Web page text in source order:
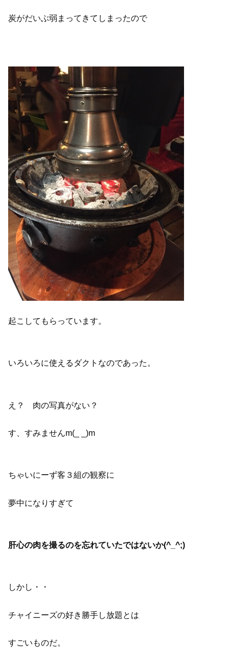
炭がだいぶ弱まってきてしまったので
起こしてもらっています。
いろいろに使えるダクトなのであった。
え？ 肉の写真がない？
す、すみませんm(_ _)m
ちゃいにーず客３組の観察に
夢中になりすぎて
肝心の肉を撮るのを忘れていたではないか(^_^;)
しかし・・
チャイニーズの好き勝手し放題とは
すごいものだ。